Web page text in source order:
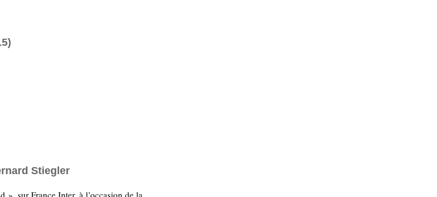
Stiegler
», sur France Inter, à l’occasion de la